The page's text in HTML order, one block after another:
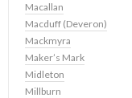
Macallan
Macduff (Deveron)
Mackmyra
Maker’s Mark
Midleton
Millburn